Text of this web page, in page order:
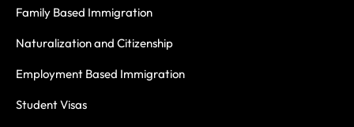
Family Based Immigration
Naturalization and Citizenship
Employment Based Immigration
Student Visas